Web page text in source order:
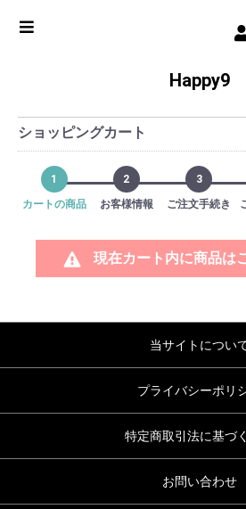
Happy9
ショッピングカート
1
カートの商品
2
お客様情報
3
ご注文手続き
現在カート内に商品は
当サイトについ
プライバシーポリ
特定商取引法に基づ
お問い合わせ